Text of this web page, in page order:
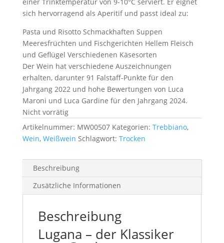
sich hervorragend als Aperitif und passt ideal zu:
Pasta und Risotto Schmackhaften Suppen
Meeresfrüchten und Fischgerichten Hellem Fleisch
und Geflügel Verschiedenen Käsesorten
Der Wein hat verschiedene Auszeichnungen
erhalten, darunter 91 Falstaff-Punkte für den
Jahrgang 2022 und hohe Bewertungen von Luca
Maroni und Luca Gardine für den Jahrgang 2024.
Nicht vorrätig
Artikelnummer: MW00507 Kategorien: Trebbiano,
Wein, Weißwein Schlagwort: Trocken
Beschreibung
Zusätzliche Informationen
Beschreibung
Lugana – der Klassiker